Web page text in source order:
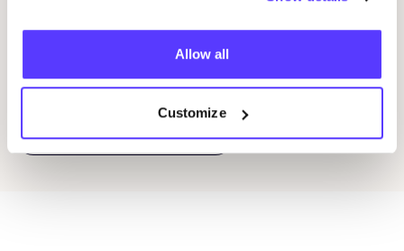
Allow all
Customize
Ontdek alle evenementen